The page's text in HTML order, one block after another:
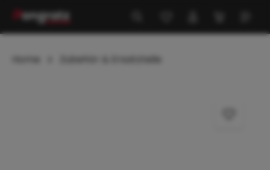
springen
Home Zubehör & Ersatzteile